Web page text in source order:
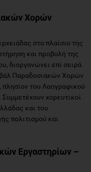
Χορών
στο πλαίσιο της
και προβολή της
διοργανώνει επί σειρά
Παραδοσιακών Χορών
πλησίον του Λαογραφικού
χορευτικοί
και του
πολιτισμού και
Εργαστηρίων –